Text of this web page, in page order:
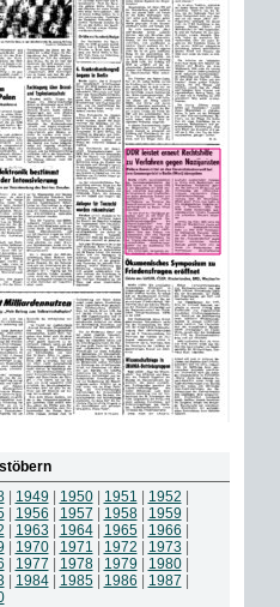
| 1949 1950| 1951 1952
| 1956 1957 1958| 1959
1963 1964| 1965| 1966
1970| 1971 1972 1973
1977 1978| 1979 1980|
1984| 1985| 1986 1987